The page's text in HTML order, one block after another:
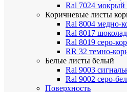
Ral 7024 мокрый
Коричневые листы
Ral 8004 медно-
Ral 8017 шоколад
Ral 8019 серо-
RR 32 темно-
Белые листы белый
Ral 9003
Ral 9002 серо-
Поверхность